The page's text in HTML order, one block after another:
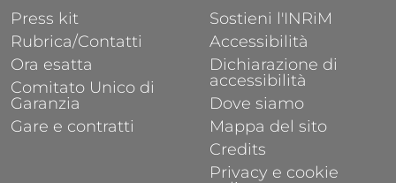
FOOTER 1
Press kit
Rubrica/Contatti
Ora esatta
Comitato Unico di
Garanzia
Gare e contratti
FOOTER 2
Sostieni l'INRiM
Accessibilità
Dichiarazione di
accessibilità
Dove siamo
Mappa del sito
Credits
Privacy e cookie